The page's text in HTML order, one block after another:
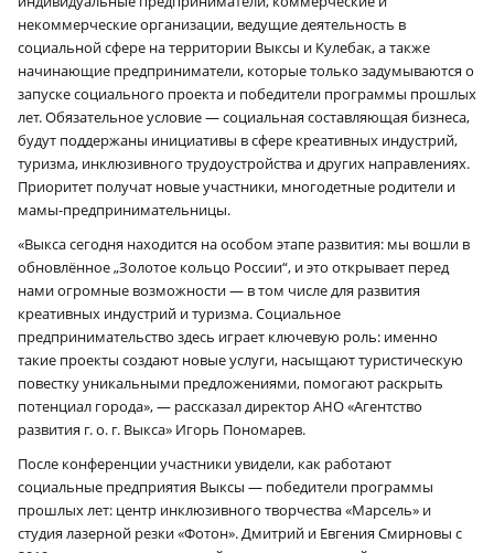
некоммерческие организации, ведущие деятельность в
социальной сфере на территории Выксы и Кулебак, а также
начинающие предприниматели, которые только задумываются о
запуске социального проекта и победители программы прошлых
лет. Обязательное условие — социальная составляющая бизнеса,
будут поддержаны инициативы в сфере креативных индустрий,
туризма, инклюзивного трудоустройства и других направлениях.
Приоритет получат новые участники, многодетные родители и
мамы-предпринимательницы.
«Выкса сегодня находится на особом этапе развития: мы вошли в
обновлённое „Золотое кольцо России“, и это открывает перед
нами огромные возможности — в том числе для развития
креативных индустрий и туризма. Социальное
предпринимательство здесь играет ключевую роль: именно
такие проекты создают новые услуги, насыщают туристическую
повестку уникальными предложениями, помогают раскрыть
потенциал города», — рассказал директор АНО «Агентство
развития г. о. г. Выкса» Игорь Пономарев.
После конференции участники увидели, как работают
социальные предприятия Выксы — победители программы
прошлых лет: центр инклюзивного творчества «Марсель» и
студия лазерной резки «Фотон». Дмитрий и Евгения Смирновы с